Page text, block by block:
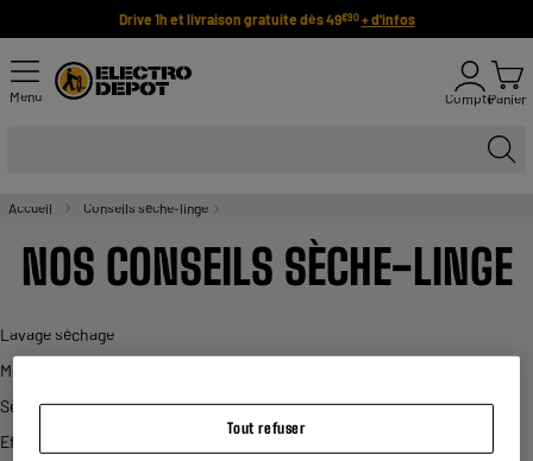
Drive 1h et livraison gratuite dès 49€90 + d'infos
Menu ComptePanier
Accueil Conseils sèche-linge
NOS CONSEILS SÈCHE-LINGE
Lavage séchage
Meilleurs sèche-linges
Sèche-linge frontal
Efficacité de séchage
Tout refuser